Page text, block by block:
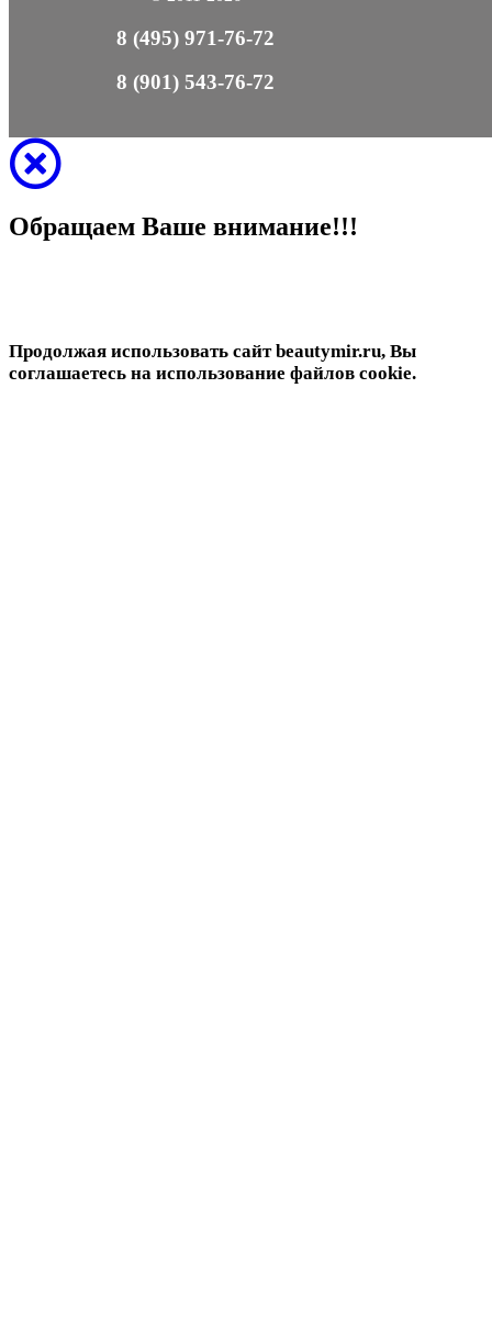
8 (495) 971-76-72
8 (901) 543-76-72
Обращаем Ваше внимание!!!
Продолжая использовать сайт beautymir.ru, Вы
соглашаетесь на использование файлов cookie.